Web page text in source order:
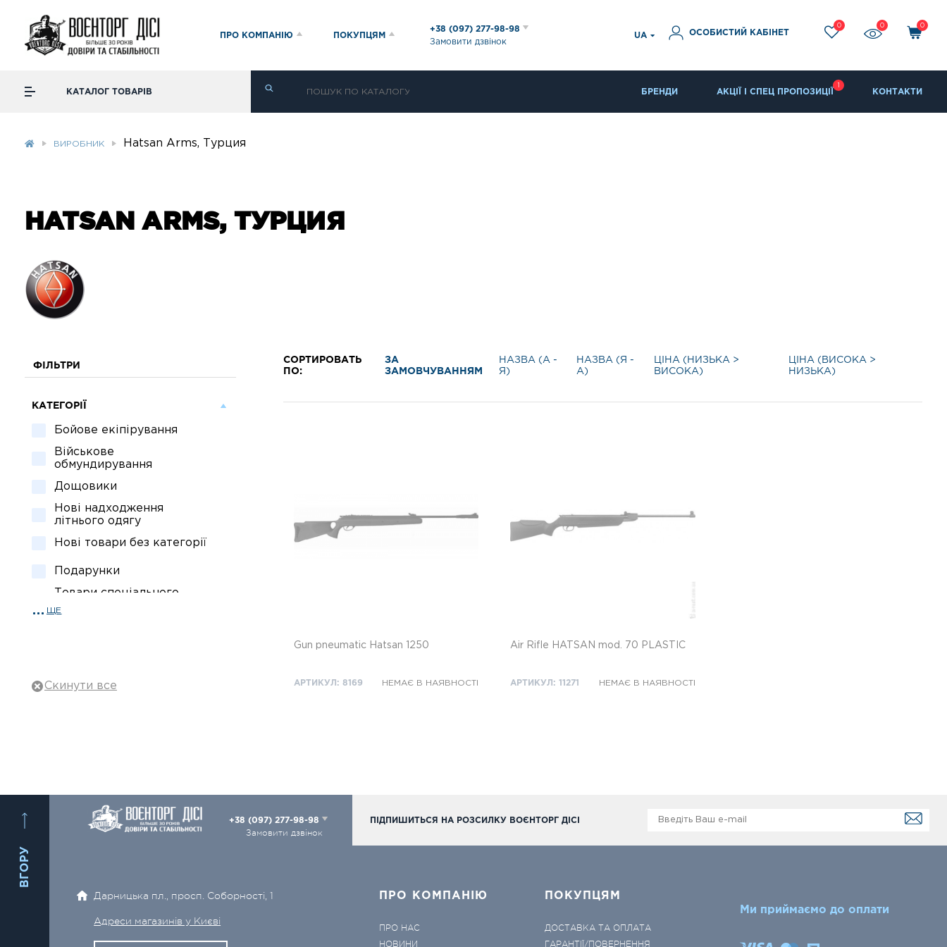
ПРО КОМПАНІЮ ПОКУПЦЯМ
+38 (097) 277-98-98
Замовити дзвінок
UA ОСОБИСТИЙ КАБІНЕТ
0 0 0
КАТАЛОГ ТОВАРІВ БРЕНДИ АКЦІЇ І СПЕЦ ПРОПОЗИЦІЇ КОНТАКТИ
ВИРОБНИК Hatsan Arms, Турция
HATSAN ARMS, ТУРЦИЯ
ФІЛЬТРИ
КАТЕГОРІЇ
Бойове екіпірування
Військове
обмундирування
Дощовики
Нові надходження
літнього одягу
Нові товари без категорії
Подарунки
Товари спеціального
призначення
Тактичне спорядження
Полювання та туризм
Зброя та Набої
ЩЕ
СОРТИРОВАТЬ
ПО:
ЗА
ЗАМОВЧУВАННЯМ
НАЗВА (А -
Я)
НАЗВА (Я -
А)
ЦІНА (НИЗЬКА >
ВИСОКА)
ЦІНА (ВИСОКА >
НИЗЬКА)
Gun pneumatic Hatsan 1250
АРТИКУЛ: 8169 НЕМАЄ В НАЯВНОСТІ
Air Rifle HATSAN mod. 70 PLASTIC
АРТИКУЛ: 11271 НЕМАЄ В НАЯВНОСТІ
ВГОРУ
+38 (097) 277-98-98
Замовити дзвінок
ПІДПИШИТЬСЯ НА РОЗСИЛКУ ВОЄНТОРГ ДІСІ
Дарницька пл., просп. Соборності, 1
Адреси магазинів у Києві
ПРО КОМПАНІЮ
ПРО НАС
НОВИНИ
ПОКУПЦЯМ
ДОСТАВКА ТА ОПЛАТА
ГАРАНТІЇ/ПОВЕРНЕННЯ
Ми приймаємо до оплати